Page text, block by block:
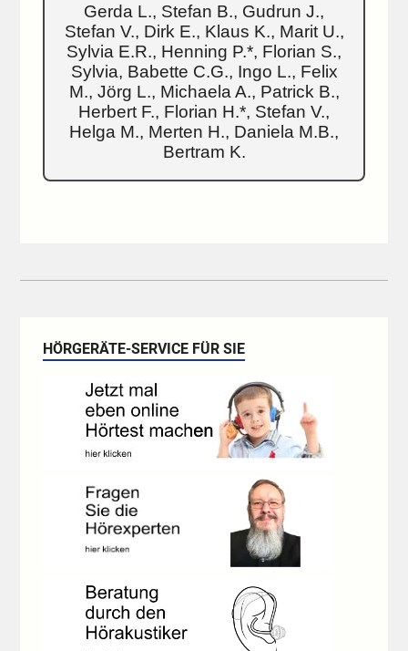
Gerda L., Stefan B., Gudrun J.,
Stefan V., Dirk E., Klaus K., Marit U.,
Sylvia E.R., Henning P.*, Florian S.,
Sylvia, Babette C.G., Ingo L., Felix
M., Jörg L., Michaela A., Patrick B.,
Herbert F., Florian H.*, Stefan V.,
Helga M., Merten H., Daniela M.B.,
Bertram K.
HÖRGERÄTE-SERVICE FÜR SIE